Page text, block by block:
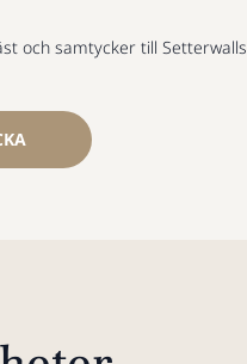
och samtycker till Setterwalls